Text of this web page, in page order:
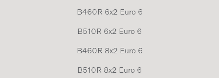
B460R 6x2 Euro 6
B510R 6x2 Euro 6
B460R 8x2 Euro 6
B510R 8x2 Euro 6